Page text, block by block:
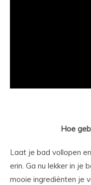
Hoe
Laat je bad vollopen
erin. Ga nu lekker in je
mooie ingrediënten je